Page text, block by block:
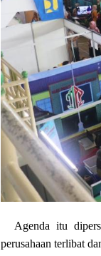
Agenda itu
perusahaan terlibat